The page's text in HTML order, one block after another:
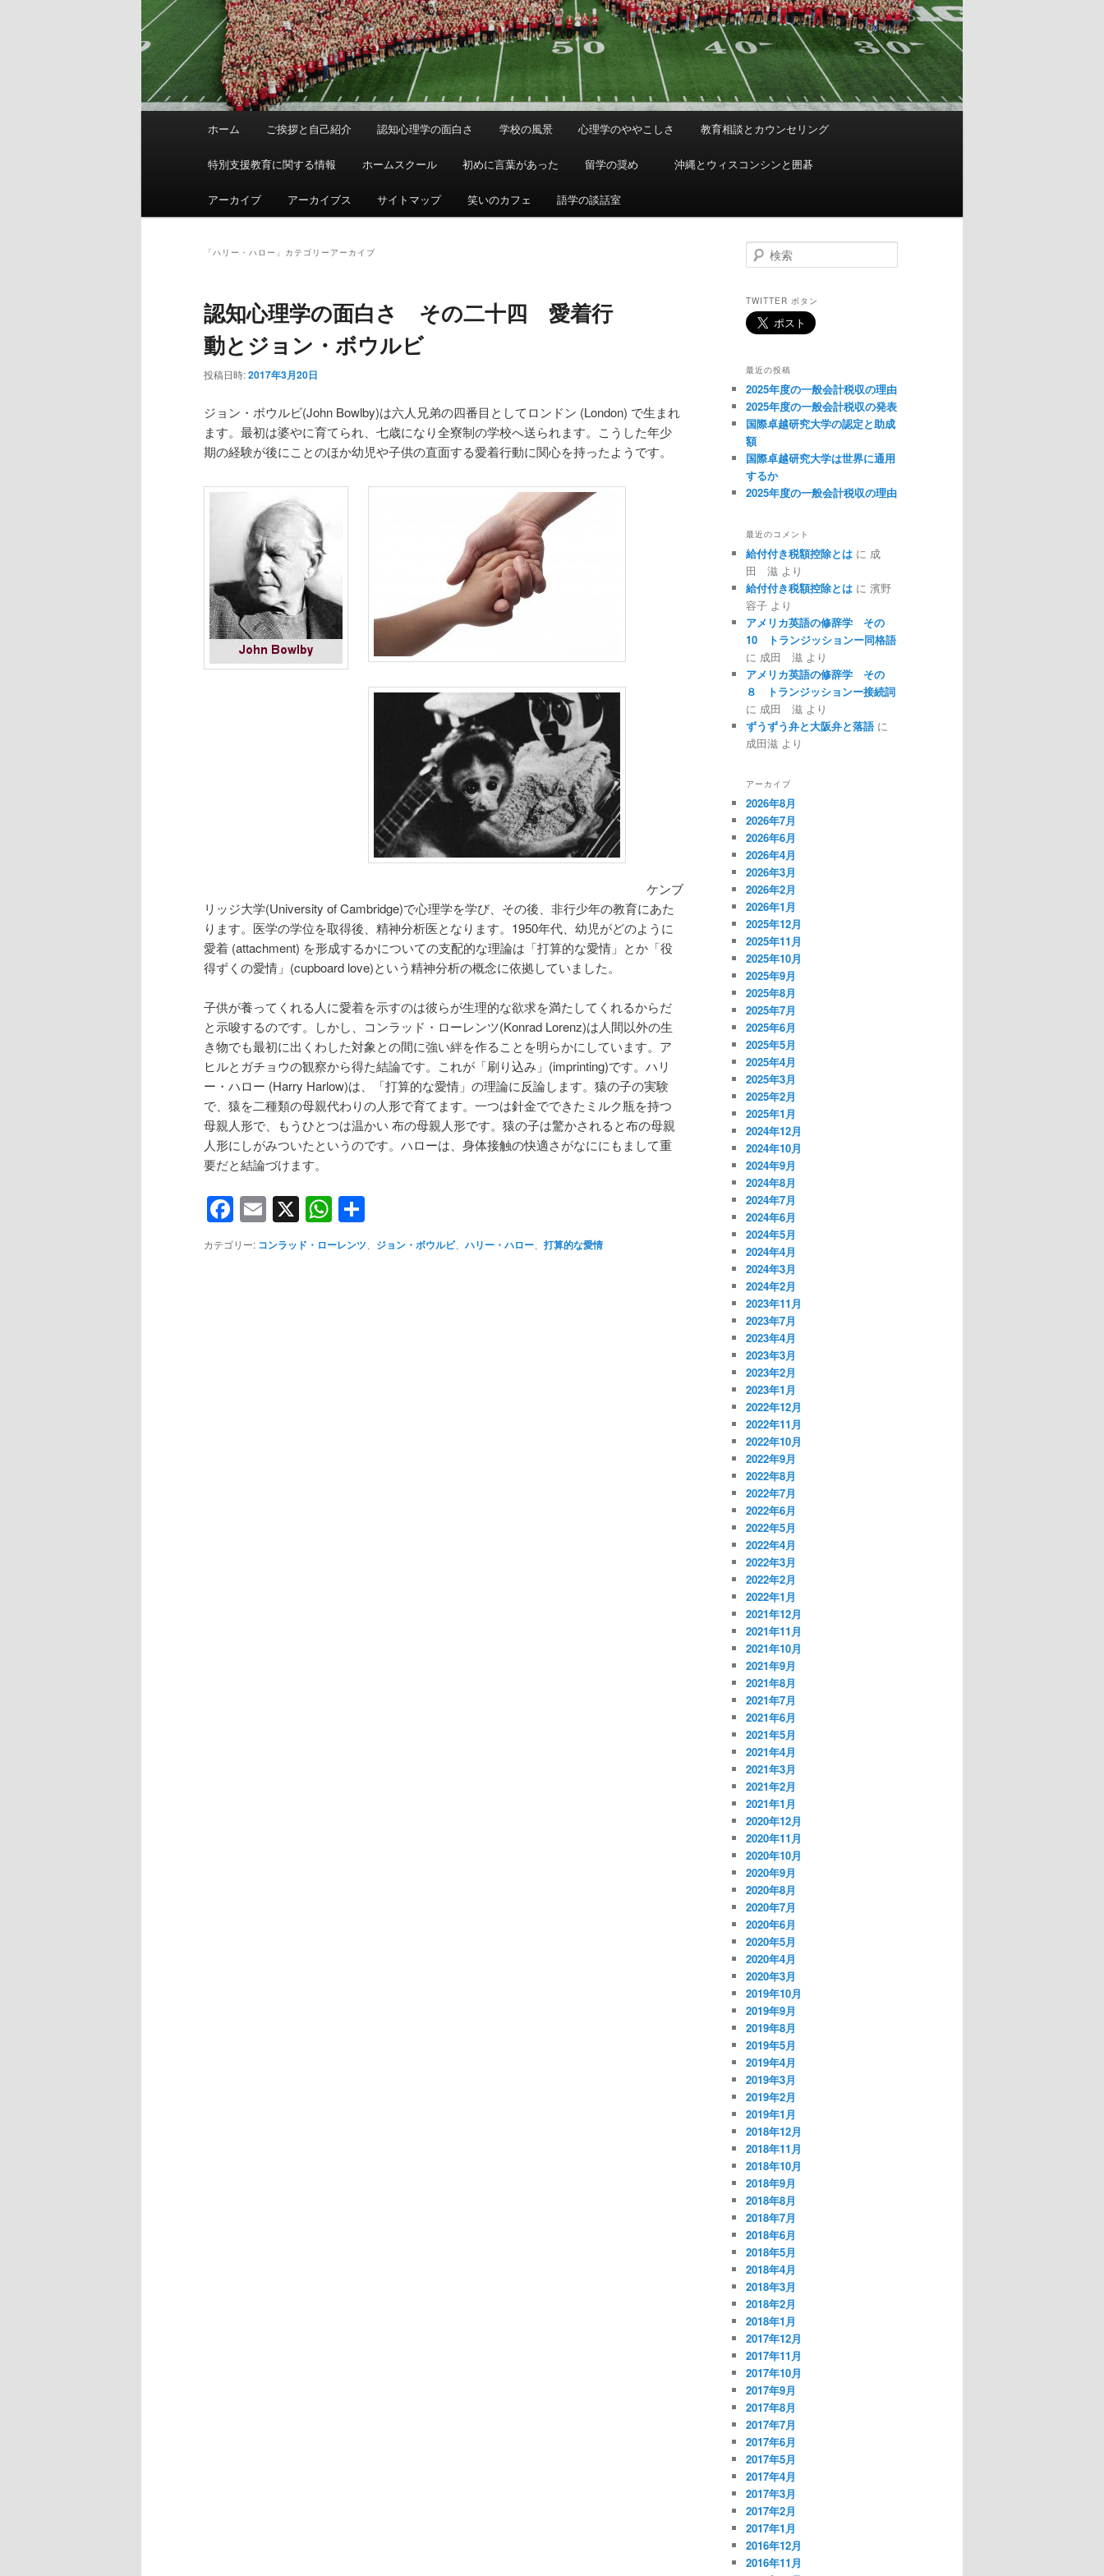
ュ
ホーム ご挨拶と自己紹介 認知心理学の面白さ 学校の風景 心理学のややこしさ 教育相談とカウンセリング
特別支援教育に関する情報 ホームスクール 初めに言葉があった 留学の奨め 沖縄とウィスコンシンと囲碁
アーカイブ アーカイブス サイトマップ 笑いのカフェ 語学の談話室
「ハリー・ハロー 」カテゴリーアーカイブ
認知心理学の面白さ その二十四 愛着行
動とジョン・ボウルビ
投稿日時:2017年3月20日
ジョン・ボウルビ(John Bowlby)は六人兄弟の四番目としてロンドン (London) で生まれ
ます。最初は婆やに育てられ、七歳になり全寮制の学校へ送られます。こうした年少
期の経験が後にことのほか幼児や子供の直面する愛着行動に関心を持ったようです。
ケンブ
リッジ大学(University of Cambridge)で心理学を学び、その後、非行少年の教育にあた
ります。医学の学位を取得後、精神分析医となります。1950年代、幼児がどのように
愛着 (attachment) を形成するかについての支配的な理論は「打算的な愛情」とか「役
得ずくの愛情」(cupboard love)という精神分析の概念に依拠していました。
子供が養ってくれる人に愛着を示すのは彼らが生理的な欲求を満たしてくれるからだ
と示唆するのです。しかし、コンラッド・ローレンツ(Konrad Lorenz)は人間以外の生
き物でも最初に出くわした対象との間に強い絆を作ることを明らかにしています。ア
ヒルとガチョウの観察から得た結論です。これが「刷り込み」(imprinting)です。ハリ
ー・ハロー (Harry Harlow)は、「打算的な愛情」の理論に反論します。猿の子の実験
で、猿を二種類の母親代わりの人形で育てます。一つは針金でできたミルク瓶を持つ
母親人形で、もうひとつは温かい 布の母親人形です。猿の子は驚かされると布の母親
人形にしがみついたというのです。ハローは、身体接触の快適さがなににもまして重
要だと結論づけます。
Facebook
Email
X WhatsApp
有
カテゴリー: コンラッド・ローレンツ ジョン・ボウルビ、 ハリー・ハロー 打算的な愛情
検
索
TWITTER ボタン
最近の投稿
2025年度の一般会計税収の理由
2025年度の一般会計税収の発表
国際卓越研究大学の認定と助成
額
国際卓越研究大学は世界に通用
するか
2025年度の一般会計税収の理由
最近のコメント
給付付き税額控除とは に 成
田 滋 より
給付付き税額控除とは に 濱野
容子 より
アメリカ英語の修辞学 その
10 トランジッションー同格語
に 成田 滋 より
アメリカ英語の修辞学 その
８ トランジッションー接続詞
に 成田 滋 より
ずうずう弁と大阪弁と落語に
成田滋 より
アーカイブ
2026年8月
2026年7月
2026年6月
2026年4月
2026年3月
2026年2月
2026年1月
2025年12月
2025年11月
2025年10月
2025年9月
2025年8月
2025年7月
2025年6月
2025年5月
2025年4月
2025年3月
2025年2月
2025年1月
2024年12月
2024年10月
2024年9月
2024年8月
2024年7月
2024年6月
2024年5月
2024年4月
2024年3月
2024年2月
2023年11月
2023年7月
2023年4月
2023年3月
2023年2月
2023年1月
2022年12月
2022年11月
2022年10月
2022年9月
2022年8月
2022年7月
2022年6月
2022年5月
2022年4月
2022年3月
2022年2月
2022年1月
2021年12月
2021年11月
2021年10月
2021年9月
2021年8月
2021年7月
2021年6月
2021年5月
2021年4月
2021年3月
2021年2月
2021年1月
2020年12月
2020年11月
2020年10月
2020年9月
2020年8月
2020年7月
2020年6月
2020年5月
2020年4月
2020年3月
2019年10月
2019年9月
2019年8月
2019年5月
2019年4月
2019年3月
2019年2月
2019年1月
2018年12月
2018年11月
2018年10月
2018年9月
2018年8月
2018年7月
2018年6月
2018年5月
2018年4月
2018年3月
2018年2月
2018年1月
2017年12月
2017年11月
2017年10月
2017年9月
2017年8月
2017年7月
2017年6月
2017年5月
2017年4月
2017年3月
2017年2月
2017年1月
2016年12月
2016年11月